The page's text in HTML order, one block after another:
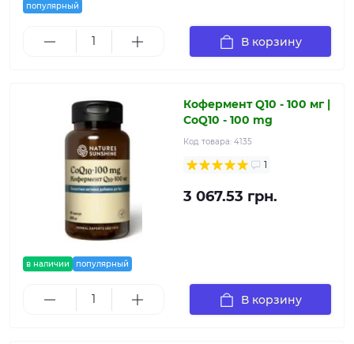
популярный
В корзину
в наличии популярный
Кофермент Q10 - 100 мг |
CoQ10 - 100 mg
Код товара: 4135
1
3 067.53 грн.
В корзину